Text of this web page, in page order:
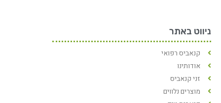
ניווט באתר
קנאביס רפואי
אודותינו
זני קנאביס
מוצרים נלווים